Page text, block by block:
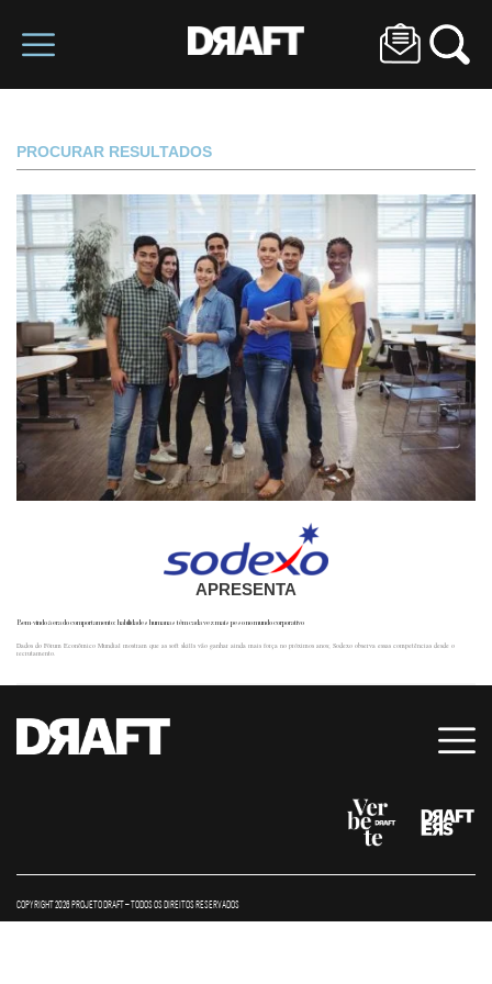
PROCURAR RESULTADOS
APRESENTA
Bem-vindo à era do comportamento: habilidades humanas têm cada vez mais peso no mundo corporativo
Dados do Fórum Econômico Mundial mostram que as soft skills vão ganhar ainda mais força no próximos anos; Sodexo observa essas competências desde o
recrutamento.
COPYRIGHT 2026 PROJETO DRAFT – TODOS OS DIREITOS RESERVADOS